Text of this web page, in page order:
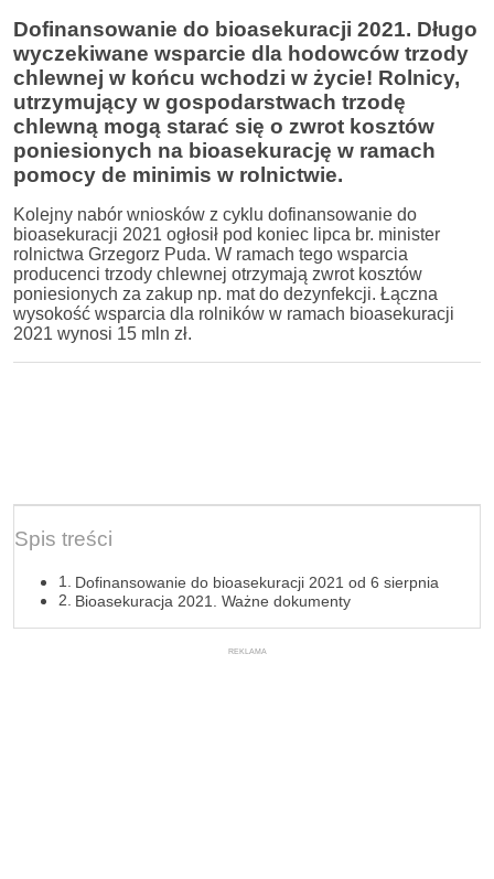
Dofinansowanie do bioasekuracji 2021. Długo
wyczekiwane wsparcie dla hodowców trzody
chlewnej w końcu wchodzi w życie! Rolnicy,
utrzymujący w gospodarstwach trzodę
chlewną mogą starać się o zwrot kosztów
poniesionych na bioasekurację w ramach
pomocy de minimis w rolnictwie.
Kolejny nabór wniosków z cyklu dofinansowanie do
bioasekuracji 2021 ogłosił pod koniec lipca br. minister
rolnictwa Grzegorz Puda. W ramach tego wsparcia
producenci trzody chlewnej otrzymają zwrot kosztów
poniesionych za zakup np. mat do dezynfekcji. Łączna
wysokość wsparcia dla rolników w ramach bioasekuracji
2021 wynosi 15 mln zł.
Spis treści
Dofinansowanie do bioasekuracji 2021 od 6 sierpnia
Bioasekuracja 2021. Ważne dokumenty
REKLAMA